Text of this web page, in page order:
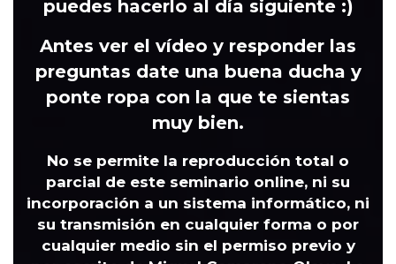
puedes hacerlo al día siguiente :)
Antes ver el vídeo y responder las
preguntas date una buena ducha y
ponte ropa con la que te sientas
muy bien.
No se permite la reproducción total o
parcial de este seminario online, ni su
incorporación a un sistema informático, ni
su transmisión en cualquier forma o por
cualquier medio sin el permiso previo y